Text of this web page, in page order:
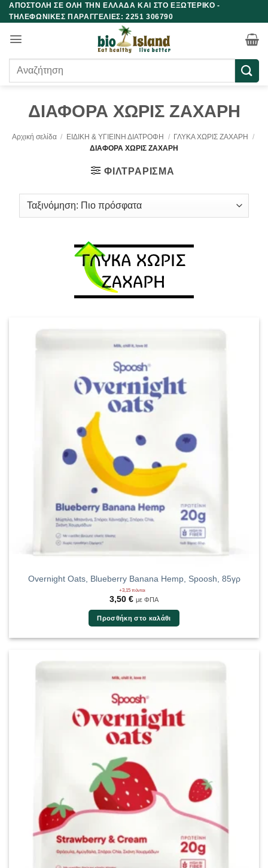
Μετάβαση
στο
περιεχόμενο
ΑΠΟΣΤΟΛΗ ΣΕ ΟΛΗ ΤΗΝ ΕΛΛΑΔΑ ΚΑΙ ΣΤΟ ΕΞΩΤΕΡΙΚΟ -
ΤΗΛΕΦΩΝΙΚΕΣ ΠΑΡΑΓΓΕΛΙΕΣ: 2251 306790
Αναζήτηση
ΔΙΑΦΟΡΑ ΧΩΡΙΣ ΖΑΧΑΡΗ
Αρχική σελίδα / ΕΙΔΙΚΗ & ΥΓΙΕΙΝΗ ΔΙΑΤΡΟΦΗ / ΓΛΥΚΑ ΧΩΡΙΣ ΖΑΧΑΡΗ /
ΔΙΑΦΟΡΑ ΧΩΡΙΣ ΖΑΧΑΡΗ
ΦΙΛΤΡΆΡΙΣΜΑ
Overnight Oats, Blueberry Banana Hemp, Spoosh, 85γρ
+3,15 πόντοι
3,50 € με ΦΠΑ
Προσθήκη στο καλάθι